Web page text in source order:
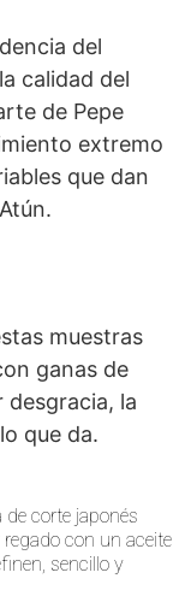
del
calidad del
de Pepe
extremo
que dan
muestras
ganas de
desgracia, la
que da.
de corte japonés
con un aceite
sencillo y